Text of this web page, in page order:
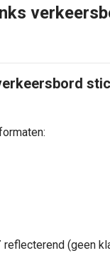
reflecterend (geen